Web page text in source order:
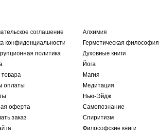
соглашение
конфиденциальности
политика
товара
оплаты
оферта
заказ
Алхимия
Герметическая философия
Духовные книги
Йога
Магия
Медитация
Нью-Эйдж
Самопознание
Спиритизм
Философские книги